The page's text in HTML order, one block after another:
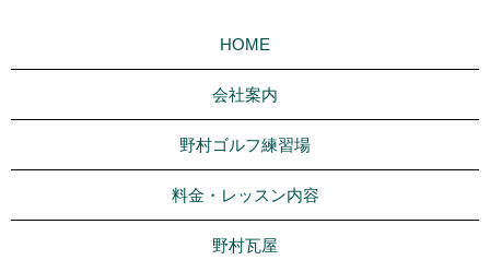
HOME
会社案内
野村ゴルフ練習場
料金・レッスン内容
野村瓦屋